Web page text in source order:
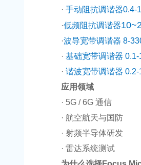
· 手动阻抗调谐器0.4-
·低频阻抗调谐器
·波导宽带调谐器 8-
· 基础宽带调谐器 0.1-
· 谐波宽带调谐器 0.2-
应用领域
· 5G / 6G 通信
· 航空航天与国防
· 射频半导体研发
· 雷达系统测试